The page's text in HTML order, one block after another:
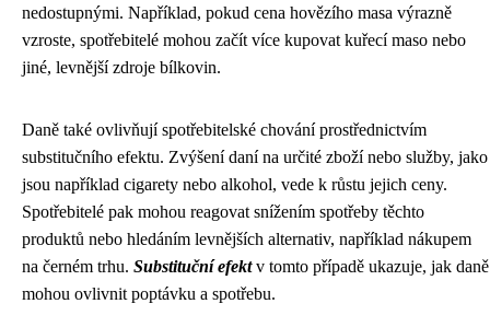
nedostupnými. Například, pokud cena hovězího masa výrazně
vzroste, spotřebitelé mohou začít více kupovat kuřecí maso nebo
jiné, levnější zdroje bílkovin.
Daně také ovlivňují spotřebitelské chování prostřednictvím
substitučního efektu. Zvýšení daní na určité zboží nebo služby, jako
jsou například cigarety nebo alkohol, vede k růstu jejich ceny.
Spotřebitelé pak mohou reagovat snížením spotřeby těchto
produktů nebo hledáním levnějších alternativ, například nákupem
na černém trhu. Substituční efektv tomto případě ukazuje, jak daně
mohou ovlivnit poptávku a spotřebu.